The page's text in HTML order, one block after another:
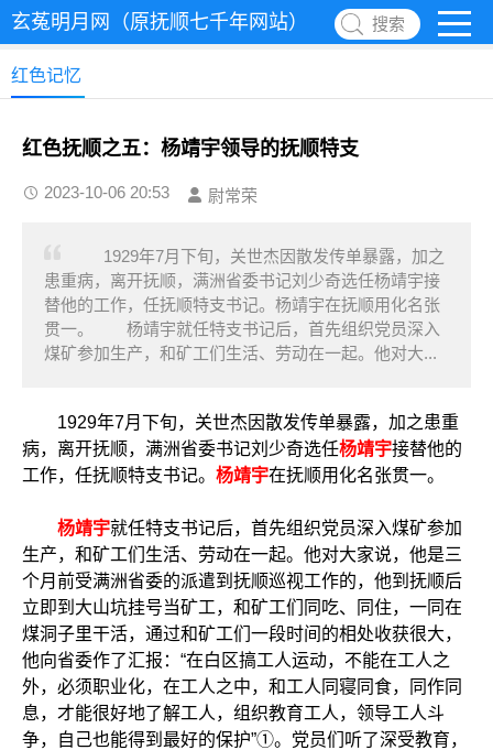
玄菟明月网（原抚顺七千年网站） 搜索
红色记忆
红色抚顺之五：杨靖宇领导的抚顺特支
2023-10-06 20:53 尉常荣
1929年7月下旬，关世杰因散发传单暴露，加之
患重病，离开抚顺，满洲省委书记刘少奇选任杨靖宇接
替他的工作，任抚顺特支书记。杨靖宇在抚顺用化名张
贯一。 杨靖宇就任特支书记后，首先组织党员深入
煤矿参加生产，和矿工们生活、劳动在一起。他对大...
1929年7月下旬，关世杰因散发传单暴露，加之患重
病，离开抚顺，满洲省委书记刘少奇选任杨靖宇接替他的
工作，任抚顺特支书记。 杨靖宇在抚顺用化名张贯一。
杨靖宇就任特支书记后，首先组织党员深入煤矿参加
生产，和矿工们生活、劳动在一起。他对大家说，他是三
个月前受满洲省委的派遣到抚顺巡视工作的，他到抚顺后
立即到大山坑挂号当矿工，和矿工们同吃、同住，一同在
煤洞子里干活，通过和矿工们一段时间的相处收获很大，
他向省委作了汇报：“在白区搞工人运动，不能在工人之
外，必须职业化，在工人之中，和工人同寝同食，同作同
息，才能很好地了解工人，组织教育工人，领导工人斗
争，自己也能得到最好的保护”①。党员们听了深受教育，